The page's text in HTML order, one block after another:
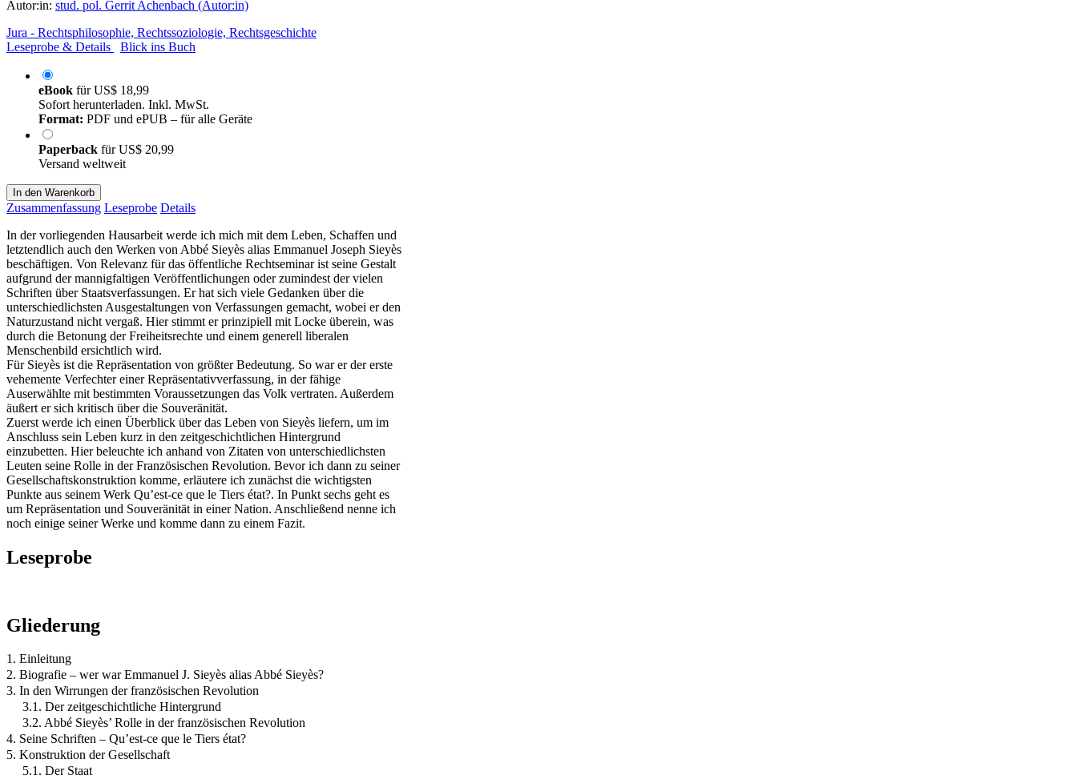
Autor:in: stud. pol. Gerrit Achenbach (Autor:in)
Jura - Rechtsphilosophie, Rechtssoziologie, Rechtsgeschichte
Leseprobe & Details
Blick ins Buch
eBook fürUS$ 18,99
Sofort herunterladen. Inkl. MwSt.
Format: PDF und ePUB – für alle Geräte
Paperback fürUS$ 20,99
Versand weltweit
In den Warenkorb
Zusammenfassung Leseprobe Details
In der vorliegenden Hausarbeit werde ich mich mit dem Leben, Schaffen und
letztendlich auch den Werken von Abbé Sieyès alias Emmanuel Joseph Sieyès
beschäftigen. Von Relevanz für das öffentliche Rechtseminar ist seine Gestalt
aufgrund der mannigfaltigen Veröffentlichungen oder zumindest der vielen
Schriften über Staatsverfassungen. Er hat sich viele Gedanken über die
unterschiedlichsten Ausgestaltungen von Verfassungen gemacht, wobei er den
Naturzustand nicht vergaß. Hier stimmt er prinzipiell mit Locke überein, was
durch die Betonung der Freiheitsrechte und einem generell liberalen
Menschenbild ersichtlich wird.
Für Sieyès ist die Repräsentation von größter Bedeutung. So war er der erste
vehemente Verfechter einer Repräsentativverfassung, in der fähige
Auserwählte mit bestimmten Voraussetzungen das Volk vertraten. Außerdem
äußert er sich kritisch über die Souveränität.
Zuerst werde ich einen Überblick über das Leben von Sieyès liefern, um im
Anschluss sein Leben kurz in den zeitgeschichtlichen Hintergrund
einzubetten. Hier beleuchte ich anhand von Zitaten von unterschiedlichsten
Leuten seine Rolle in der Französischen Revolution. Bevor ich dann zu seiner
Gesellschaftskonstruktion komme, erläutere ich zunächst die wichtigsten
Punkte aus seinem Werk Qu’est-ce que le Tiers état?. In Punkt sechs geht es
um Repräsentation und Souveränität in einer Nation. Anschließend nenne ich
noch einige seiner Werke und komme dann zu einem Fazit.
Leseprobe
Gliederung
1. Einleitung
2. Biografie – wer war Emmanuel J. Sieyès alias Abbé Sieyès?
3. In den Wirrungen der französischen Revolution
3.1. Der zeitgeschichtliche Hintergrund
3.2. Abbé Sieyès’ Rolle in der französischen Revolution
4. Seine Schriften – Qu’est-ce que le Tiers état?
5. Konstruktion der Gesellschaft
5.1. Der Staat